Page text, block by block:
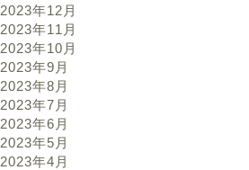
2023年12月
2023年11月
2023年10月
2023年9月
2023年8月
2023年7月
2023年6月
2023年5月
2023年4月